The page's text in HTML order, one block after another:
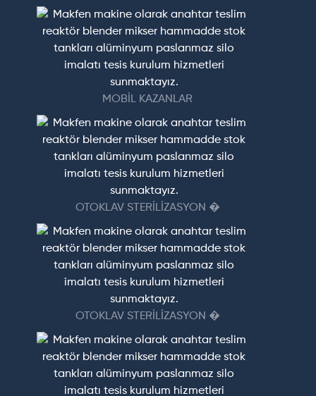
MOBİL KAZANLAR
OTOKLAV STERİLİZASYON �
OTOKLAV STERİLİZASYON �